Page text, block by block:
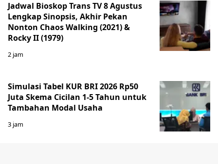
Jadwal Bioskop Trans TV 8 Agustus
Lengkap Sinopsis, Akhir Pekan
Nonton Chaos Walking (2021) &
Rocky II (1979)
2 jam
Simulasi Tabel KUR BRI 2026 Rp50
Juta Skema Cicilan 1-5 Tahun untuk
Tambahan Modal Usaha
3 jam